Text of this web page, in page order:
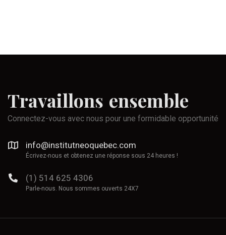
Travaillons ensemble
Connectez-vous avec nous pour une formidable opportunité
info@institutneoquebec.com
Écrivez-nous et obtenez une réponse sous 24 heures !
(1) 514 625 4306
Parle-nous. Nous sommes ouverts 24X7